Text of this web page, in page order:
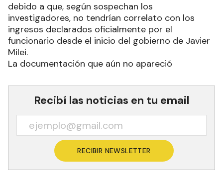
debido a que, según sospechan los
investigadores, no tendrían correlato con los
ingresos declarados oficialmente por el
funcionario desde el inicio del gobierno de Javier
Milei.
La documentación que aún no apareció
Recibí las noticias en tu email
RECIBIR NEWSLETTER